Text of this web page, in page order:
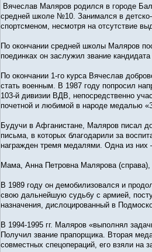
Вячеслав Маляров родился в городе
средней школе №10. Занимался в
спортсменом, несмотря на отсутствие
По окончании средней школы Маляров
поединках он заслужил звание
По окончании 1-го курса Вячеслав
стать военным. В 1987 году попросил
103-й дивизии ВДВ, непосредственно
почетной и любимой в народе медалью
Будучи в Афганистане, Маляров писал
письма, в которых благодарили за
награжден тремя медалями. Одна из них
Мама, Анна Петровна Малярова
В 1989 году он демобилизовался и
свою дальнейшую судьбу с армией,
назначения, дислоцированный в
В 1994-1995 гг. Маляров «выполнял
Получил звание прапорщика. Вторая
совместных спецопераций, его взяли на